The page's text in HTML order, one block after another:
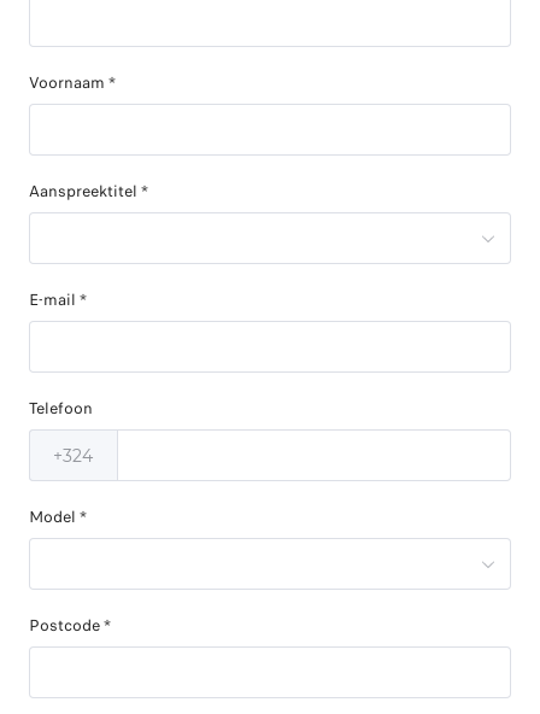
Voornaam *
Aanspreektitel *
E-mail *
Telefoon
+324
Model *
Postcode *